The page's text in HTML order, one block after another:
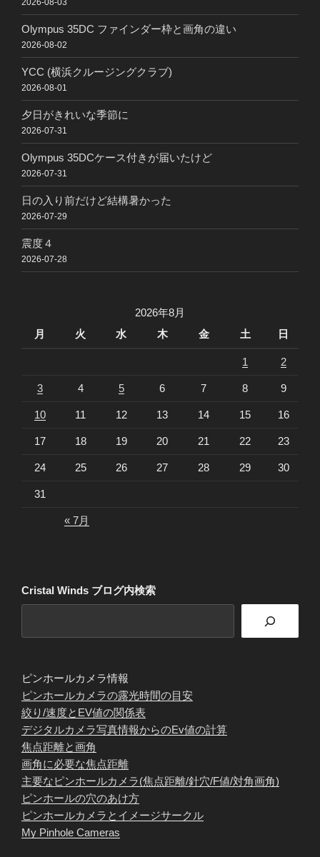
2026-08-03
Olympus 35DC ファインダー枠と画角の違い
2026-08-02
YCC (横浜クルージングクラブ)
2026-08-01
夕日がきれいな季節に
2026-07-31
Olympus 35DCケース付きが届いたけど
2026-07-31
日の入り前だけど結構暑かった
2026-07-29
震度４
2026-07-28
2026年8月
月
火 水 木 金 土 日
1 2
3 4 5 6 7 8 9
10 11 12 13 14 15 16
17 18 19 20 21 22 23
24 25 26 27 28 29 30
31
« 7月
Cristal Winds ブログ内検索
ピンホールカメラ情報
ピンホールカメラの露光時間の目安
絞り/速度とEV値の関係表
デジタルカメラ写真情報からのEv値の計算
焦点距離と画角
画角に必要な焦点距離
主要なピンホールカメラ(焦点距離/針穴/F値/対角画角)
ピンホールの穴のあけ方
ピンホールカメラとイメージサークル
My Pinhole Cameras